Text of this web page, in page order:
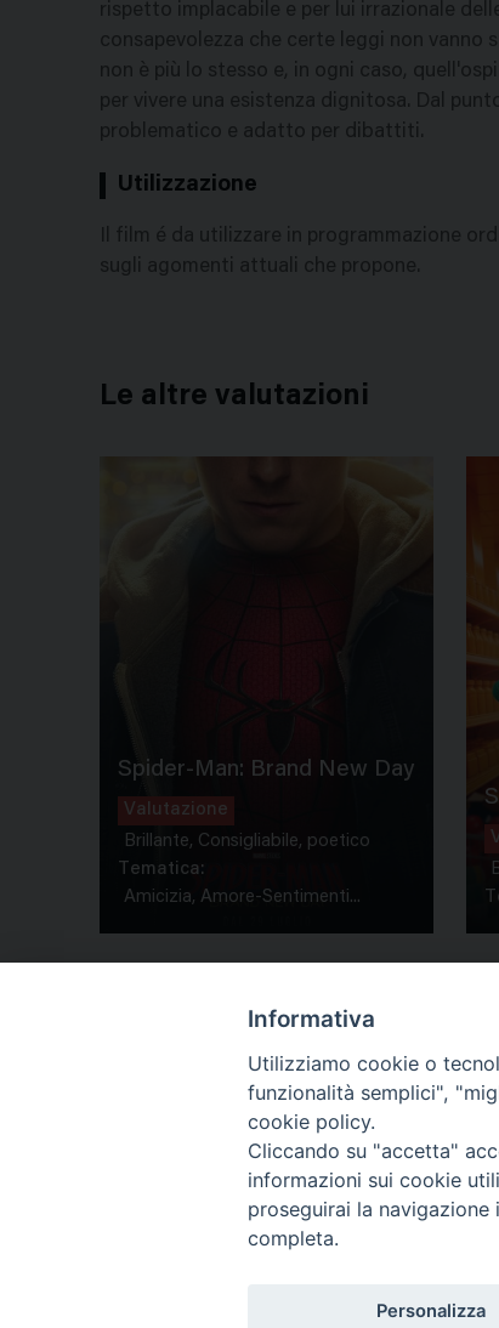
rispetto implacabile e per lui irrazionale
consapevolezza che certe leggi non vanno
non è più lo stesso e, in ogni caso,
per vivere una esistenza dignitosa. Dal
problematico e adatto per dibattiti.
Utilizzazione
Il film é da utilizzare in programmazione
sugli agomenti attuali che propone.
Le altre valutazioni
Spider-Man: Brand New Day
Valutazione
Brillante, Consigliabile, poetico
Tematica:
Amicizia, Amore-Sentimenti...
Informativa
Utilizziamo cookie o
funzionalità semplici",
cookie policy.
Cliccando su "accetta"
informazioni sui cookie
proseguirai la
completa.
Personalizza